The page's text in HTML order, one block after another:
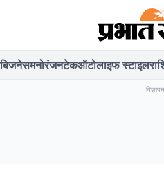
बिजनेसमनोरंजनटेकऑटोलाइफ स्टाइल
विज्ञापन